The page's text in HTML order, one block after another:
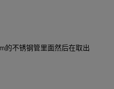
的不锈钢管里面然后在取出